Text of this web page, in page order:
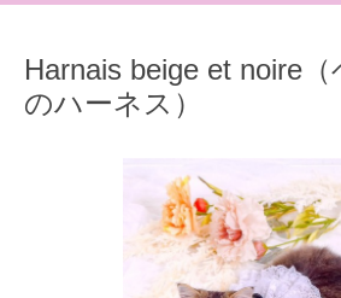
Harnais beige et noire
のハーネス）